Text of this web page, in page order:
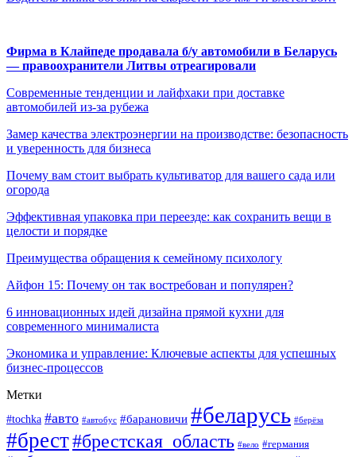
Фирма в Клайпеде продавала б/у автомобили в Беларусь
— правоохранители Литвы отреагировали
Современные тенденции и лайфхаки при доставке
автомобилей из-за рубежа
Замер качества электроэнергии на производстве: безопасность
и уверенность для бизнеса
Почему вам стоит выбрать культиватор для вашего сада или
огорода
Эффективная упаковка при переезде: как сохранить вещи в
целости и порядке
Преимущества обращения к семейному психологу
Айфон 15: Почему он так востребован и популярен?
6 инновационных идей дизайна прямой кухни для
современного минималиста
Экономика и управление: Ключевые аспекты для успешных
бизнес-процессов
Метки
#tochka #авто #автобус #барановичи #беларусь #берёза
#брест#брестская_область #вело #германия